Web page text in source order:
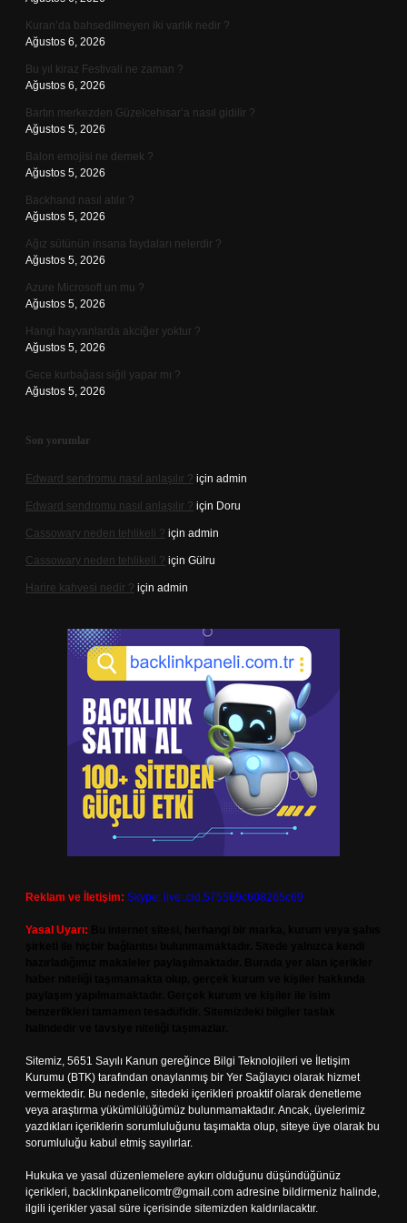
Kuran’da bahsedilmeyen iki varlık nedir ?
Ağustos 6, 2026
Bu yıl kiraz Festivali ne zaman ?
Ağustos 6, 2026
Bartın merkezden Güzelcehisar’a nasıl gidilir ?
Ağustos 5, 2026
Balon emojisi ne demek ?
Ağustos 5, 2026
Backhand nasıl atılır ?
Ağustos 5, 2026
Ağız sütünün insana faydaları nelerdir ?
Ağustos 5, 2026
Azure Microsoft un mu ?
Ağustos 5, 2026
Hangi hayvanlarda akciğer yoktur ?
Ağustos 5, 2026
Gece kurbağası siğil yapar mı ?
Ağustos 5, 2026
Son yorumlar
Edward sendromu nasıl anlaşılır ? için admin
Edward sendromu nasıl anlaşılır ? için Doru
Cassowary neden tehlikeli ? için admin
Cassowary neden tehlikeli ? için Gülru
Harire kahvesi nedir ? için admin
Reklam ve İletişim: Skype: live:.cid.575569c608265c69
Yasal Uyarı:
Sitemiz, 5651 Sayılı Kanun gereğince Bilgi Teknolojileri ve İletişim
Kurumu (BTK) tarafından onaylanmış bir Yer Sağlayıcı olarak hizmet
vermektedir. Bu nedenle, sitedeki içerikleri proaktif olarak denetleme
veya araştırma yükümlülüğümüz bulunmamaktadır. Ancak, üyelerimiz
yazdıkları içeriklerin sorumluluğunu taşımakta olup, siteye üye olarak bu
sorumluluğu kabul etmiş sayılırlar.
Hukuka ve yasal düzenlemelere aykırı olduğunu düşündüğünüz
içerikleri, backlinkpanelicomtr@gmail.com adresine bildirmeniz halinde,
ilgili içerikler yasal süre içerisinde sitemizden kaldırılacaktır.